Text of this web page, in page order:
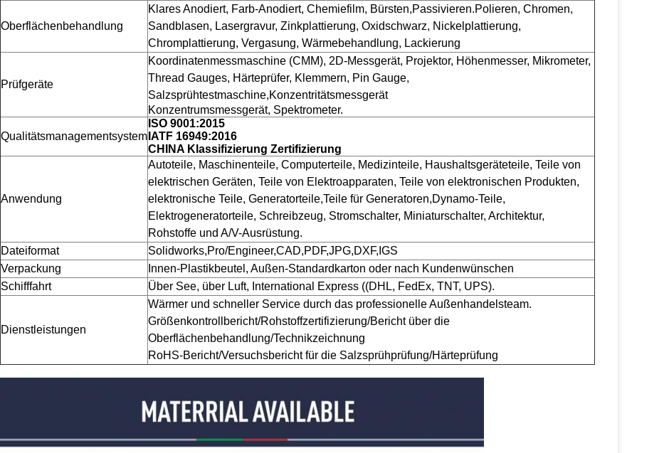
Oberflächenbehandlung
Klares Anodiert, Farb-Anodiert, Chemiefilm, Bürsten,Passivieren.Polieren, Chromen,
Sandblasen, Lasergravur, Zinkplattierung, Oxidschwarz, Nickelplattierung,
Chromplattierung, Vergasung, Wärmebehandlung, Lackierung
Prüfgeräte
Koordinatenmessmaschine (CMM), 2D-Messgerät, Projektor, Höhenmesser, Mikrometer,
Thread Gauges, Härteprüfer, Klemmern, Pin Gauge,
Salzsprühtestmaschine,Konzentritätsmessgerät
Konzentrumsmessgerät, Spektrometer.
Qualitätsmanagementsystem
ISO 9001:2015
IATF 16949:2016
CHINA Klassifizierung Zertifizierung
Anwendung
Autoteile, Maschinenteile, Computerteile, Medizinteile, Haushaltsgeräteteile, Teile von
elektrischen Geräten, Teile von Elektroapparaten, Teile von elektronischen Produkten,
elektronische Teile, Generatorteile,Teile für Generatoren,Dynamo-Teile,
Elektrogeneratorteile, Schreibzeug, Stromschalter, Miniaturschalter, Architektur,
Rohstoffe und A/V-Ausrüstung.
Dateiformat
Solidworks,Pro/Engineer,CAD,PDF,JPG,DXF,IGS
Verpackung
Innen-Plastikbeutel, Außen-Standardkarton oder nach Kundenwünschen
Schifffahrt
Über See, über Luft, International Express ((DHL, FedEx, TNT, UPS).
Dienstleistungen
Wärmer und schneller Service durch das professionelle Außenhandelsteam.
Größenkontrollbericht/Rohstoffzertifizierung/Bericht über die
Oberflächenbehandlung/Technikzeichnung
RoHS-Bericht/Versuchsbericht für die Salzsprühprüfung/Härteprüfung